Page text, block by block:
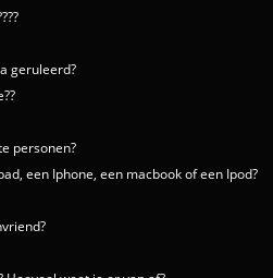
geruleerd?
personen?
een Iphone, een macbook of een Ipod?